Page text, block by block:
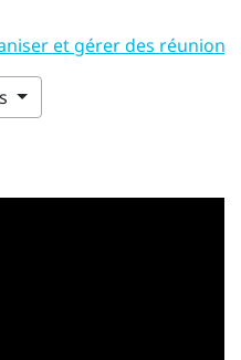
et gérer des réunions